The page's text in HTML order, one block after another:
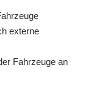
externe
Fahrzeuge an